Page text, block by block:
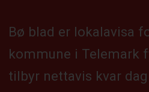
Bø blad er lokalavisa
kommune i Telemark
tilbyr nettavis kvar